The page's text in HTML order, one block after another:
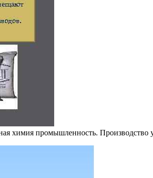
химия промышленность. Производство